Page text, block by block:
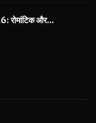
रोमांटिक और...